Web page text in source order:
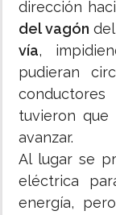
dirección
del vagón
vía,
pudieran
tuvieron que
avanzar.
Al lugar se
eléctrica
energía,